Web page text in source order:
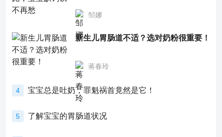
邹娜
新生儿胃肠道不适？选对奶粉很重要！
蒋春玲
4 宝宝总是吐奶，罪魁祸首竟然是它！
5 了解宝宝的胃肠道状况